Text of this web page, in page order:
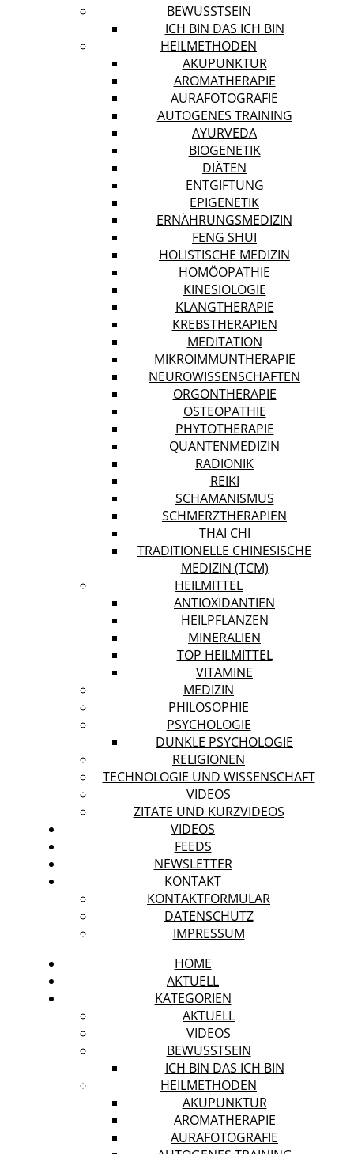
BEWUSSTSEIN
ICH BIN DAS ICH BIN
HEILMETHODEN
AKUPUNKTUR
AROMATHERAPIE
AURAFOTOGRAFIE
AUTOGENES TRAINING
AYURVEDA
BIOGENETIK
DIÄTEN
ENTGIFTUNG
EPIGENETIK
ERNÄHRUNGSMEDIZIN
FENG SHUI
HOLISTISCHE MEDIZIN
HOMÖOPATHIE
KINESIOLOGIE
KLANGTHERAPIE
KREBSTHERAPIEN
MEDITATION
MIKROIMMUNTHERAPIE
NEUROWISSENSCHAFTEN
ORGONTHERAPIE
OSTEOPATHIE
PHYTOTHERAPIE
QUANTENMEDIZIN
RADIONIK
REIKI
SCHAMANISMUS
SCHMERZTHERAPIEN
THAI CHI
TRADITIONELLE CHINESISCHE
MEDIZIN (TCM)
HEILMITTEL
ANTIOXIDANTIEN
HEILPFLANZEN
MINERALIEN
TOP HEILMITTEL
VITAMINE
MEDIZIN
PHILOSOPHIE
PSYCHOLOGIE
DUNKLE PSYCHOLOGIE
RELIGIONEN
TECHNOLOGIE UND WISSENSCHAFT
VIDEOS
ZITATE UND KURZVIDEOS
VIDEOS
FEEDS
NEWSLETTER
KONTAKT
KONTAKTFORMULAR
DATENSCHUTZ
IMPRESSUM
HOME
AKTUELL
KATEGORIEN
AKTUELL
VIDEOS
BEWUSSTSEIN
ICH BIN DAS ICH BIN
HEILMETHODEN
AKUPUNKTUR
AROMATHERAPIE
AURAFOTOGRAFIE